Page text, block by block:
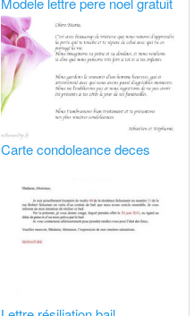
Carte condoleance deces